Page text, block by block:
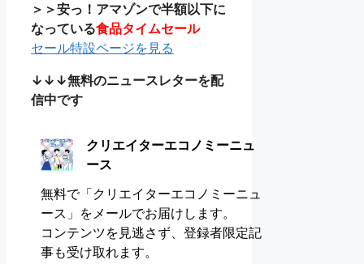
＞＞安っ！アマゾンで半額以下に
なっている食品タイムセール
セール特設ページを見る
↓↓↓無料のニュースレターを配
信中です